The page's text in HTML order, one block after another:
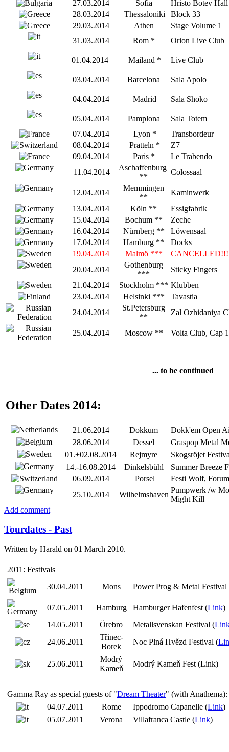
27.03.2014 Sofia
Hristo Botev Hall
28.03.2014
Thessaloniki
Block 33
29.03.2014
Athen
Stage Volume 1
31.03.2014
Rom * Orion Live Club
01.04.2014 Mailand * Live Club
03.04.2014 Barcelona Sala Apolo
04.04.2014 Madrid Sala Shoko
05.04.2014 Pamplona
Sala Totem
07.04.2014
Lyon *
Transbordeur
08.04.2014
Pratteln *
Z7
09.04.2014
Paris *
Le Trabendo
11.04.2014
Aschaffenburg
**
Colossaal
12.04.2014
Memmingen
**
Kaminwerk
13.04.2014
Köln **
Essigfabrik
15.04.2014
Bochum **
Zeche
16.04.2014
Nürnberg **
Löwensaal
17.04.2014
Hamburg **
Docks
19.04.2014
Malmö ***
CANCELLED!!!
20.04.2014
Gothenburg
***
Sticky Fingers
21.04.2014
Stockholm *** Klubben
23.04.2014
Helsinki ***
Tavastia
24.04.2014
St.Petersburg
**
Zal Ozhidaniya
25.04.2014 Moscow ** Volta Club, Cap
... to be continued
Other Dates 2014:
21.06.2014 Dokkum
Dokk'em Open
28.06.2014
Dessel
Graspop Metal
01.+02.08.2014
Rejmyre
Skogsröjet
14.-16.08.2014
Dinkelsbühl
Summer Breeze
06.09.2014
Porsel
Festi Wolf,
25.10.2014
Wilhelmshaven
Pumpwerk /w
Might Kill
Add comment
Tourdates - Past
Written by Harald on 01 March 2010.
2011: Festivals
30.04.2011
Mons Power Prog & Metal Festival
07.05.2011 Hamburg Hamburger Hafenfest (Link)
14.05.2011
Örebro Metallsvenskan Festival (
24.06.2011
Třinec-
Borek
Noc Plná Hvězd Festival (
25.06.2011
Modrý
Kameň
Modrý Kameň Fest (Link)
Gamma Ray as special guests of "Dream Theater" (with Anathema):
04.07.2011
Rome Ippodromo Capanelle (Link)
05.07.2011
Verona Villafranca Castle (Link)